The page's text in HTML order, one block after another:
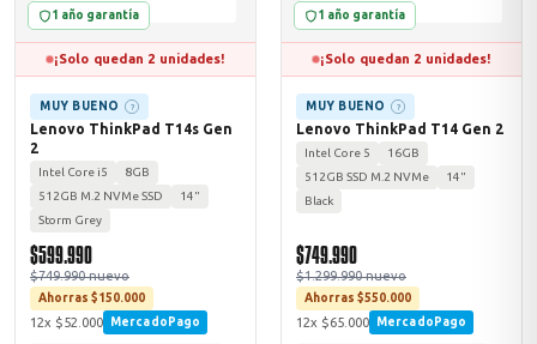
1 año garantía
¡Solo quedan 2 unidades!
MUY BUENO ?
Lenovo ThinkPad T14s Gen
2
Intel Core i5
8GB
512GB M.2 NVMe SSD
14"
Storm Grey
$599.990
$749.990 nuevo
Ahorras $150.000
12x $52.000 MercadoPago
1 año garantía
¡Solo quedan 2 unidades!
MUY BUENO ?
Lenovo ThinkPad T14 Gen 2
Intel Core 5
16GB
512GB SSD M.2 NVMe
14"
Black
$749.990
$1.299.990 nuevo
Ahorras $550.000
12x $65.000 MercadoPago